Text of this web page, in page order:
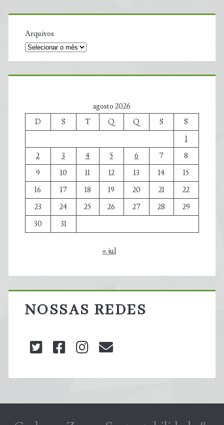
Arquivos
agosto 2026
D
S T Q Q S
S
1
2
3 4 5 6 7
8
9
10 11 12 13 14
15
16
17 18 19 20 21
22
23
24 25 26 27 28
29
30
31
« jul
NOSSAS REDES
twitterfacebookinstagram